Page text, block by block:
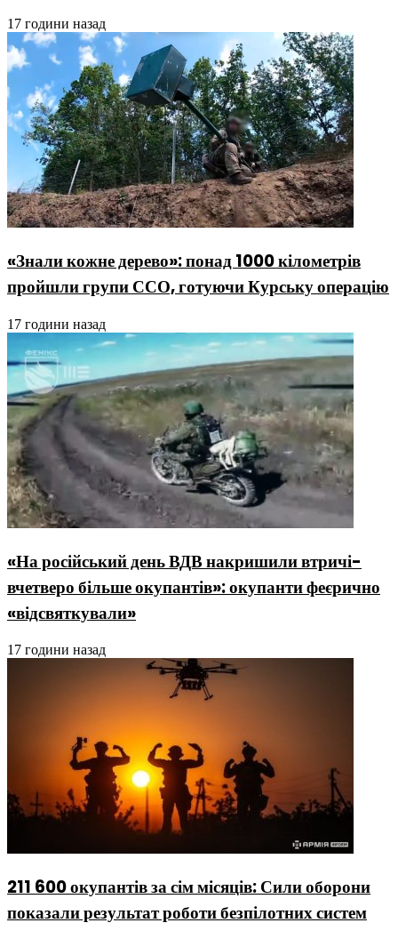
17 години назад
«Знали кожне дерево»: понад 1000 кілометрів
пройшли групи ССО, готуючи Курську операцію
17 години назад
«На російський день ВДВ накришили втричі-
вчетверо більше окупантів»: окупанти феєрично
«відсвяткували»
17 години назад
211 600 окупантів за сім місяців: Сили оборони
показали результат роботи безпілотних систем